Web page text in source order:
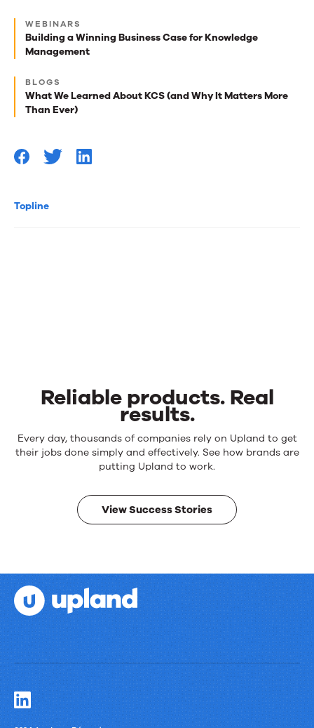
Topline
Next
best
reads
for
you
WEBINARS
Building a Winning Business Case for Knowledge
Management
BLOGS
What We Learned About KCS (and Why It Matters More
Than Ever)
Reliable products. Real
results.
Reliable
products.
results.
Every day, thousands of companies rely on Upland to get
their jobs done simply and effectively. See how brands are
putting Upland to work.
View Success Stories